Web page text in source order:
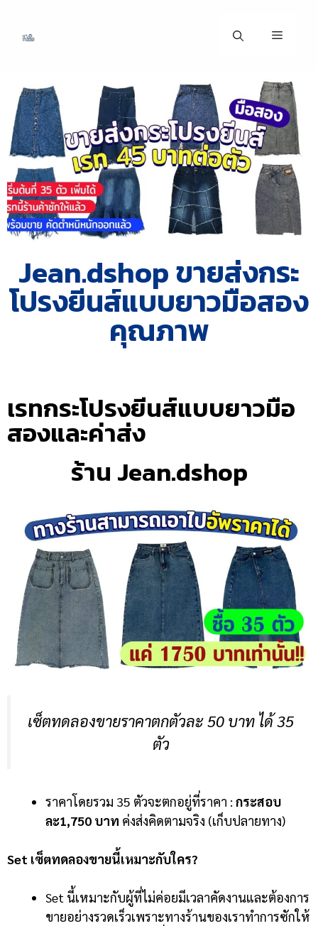
Jean.dshop ขายส่งกระ
โปรงยีนส์แบบยาวมือสอง
คุณภาพ
เรทกระโปรงยีนส์แบบยาวมือ
สองและค่าส่ง
ร้าน Jean.dshop
เซ็ตทดลองขายราคาตกตัวละ 50 บาท ได้ 35
ตัว
ราคาโดยรวม 35 ตัวจะตกอยู่ที่ราคา : กระสอบ
ละ1,750 บาท ค่งส่งคิดตามจริง (เก็บปลายทาง)
Set เซ็ตทดลองขายนี้เหมาะกับใคร?
Set นี้เหมาะกับผู้ที่ไม่ค่อยมีเวลาคัดงานและต้องการ
ขายอย่างรวดเร็วเพราะทางร้านของเราทำการซักให้